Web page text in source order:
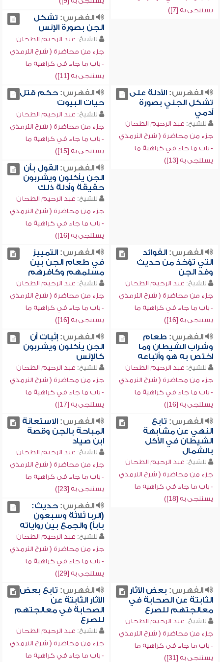
يستنجى به [7])
الفهرس: تشكل
الجن بصورة الإنس
للشيخ: عبد الرحيم الطحان
جزء من محاضرة ( شرح الترمذي
- باب ما جاء في كراهية ما
يستنجى به [11])
الفهرس:الأدلة على
تشكل الجني بصورة
آدمي
للشيخ: عبد الرحيم الطحان
جزء من محاضرة ( شرح الترمذي
- باب ما جاء في كراهية ما
يستنجى به [13])
الفهرس:حكم قتل
حيات البيوت
للشيخ: عبد الرحيم الطحان
جزء من محاضرة ( شرح الترمذي
- باب ما جاء في كراهية ما
يستنجى به [15])
الفهرس:القول بأن
الجن يأكلون ويشربون
حقيقة وأدلة ذلك
للشيخ: عبد الرحيم الطحان
جزء من محاضرة ( شرح الترمذي
- باب ما جاء في كراهية ما
يستنجى به [16])
الفهرس:الفوائد
التي تؤخذ من حديث
وفد الجن
للشيخ: عبد الرحيم الطحان
جزء من محاضرة ( شرح الترمذي
- باب ما جاء في كراهية ما
يستنجى به [16])
الفهرس:التمييز
في طعام الجن بين
مسلمهم وكافرهم
للشيخ: عبد الرحيم الطحان
جزء من محاضرة ( شرح الترمذي
- باب ما جاء في كراهية ما
يستنجى به [16])
الفهرس: طعام
وشراب الشيطان وما
اختص به هو وأتباعه
للشيخ: عبد الرحيم الطحان
جزء من محاضرة ( شرح الترمذي
- باب ما جاء في كراهية ما
يستنجى به [16])
الفهرس:إثبات أن
الجن يأكلون ويشربون
كالإنس
للشيخ: عبد الرحيم الطحان
جزء من محاضرة ( شرح الترمذي
- باب ما جاء في كراهية ما
يستنجى به [17])
الفهرس: تابع
النهي عن مشابهة
الشيطان في الأكل
بالشمال
للشيخ: عبد الرحيم الطحان
جزء من محاضرة ( شرح الترمذي
- باب ما جاء في كراهية ما
يستنجى به [18])
الفهرس:الاستعانة
المباحة بالجن وقصة
ابن صياد
للشيخ: عبد الرحيم الطحان
جزء من محاضرة ( شرح الترمذي
- باب ما جاء في كراهية ما
يستنجى به [23])
الفهرس:حديث:
(الربا ثلاثة وسبعون
باباً) والجمع بين رواياته
للشيخ: عبد الرحيم الطحان
جزء من محاضرة ( شرح الترمذي
- باب ما جاء في كراهية ما
يستنجى به [29])
الفهرس: بعض الآثار
الثابتة عن الصحابة في
معالجتهم للصرع
للشيخ: عبد الرحيم الطحان
جزء من محاضرة ( شرح الترمذي
- باب ما جاء في كراهية ما
يستنجى به [31])
الفهرس: تابع بعض
الآثار الثابتة عن
الصحابة في معالجتهم
للصرع
للشيخ: عبد الرحيم الطحان
جزء من محاضرة ( شرح الترمذي
- باب ما جاء في كراهية ما